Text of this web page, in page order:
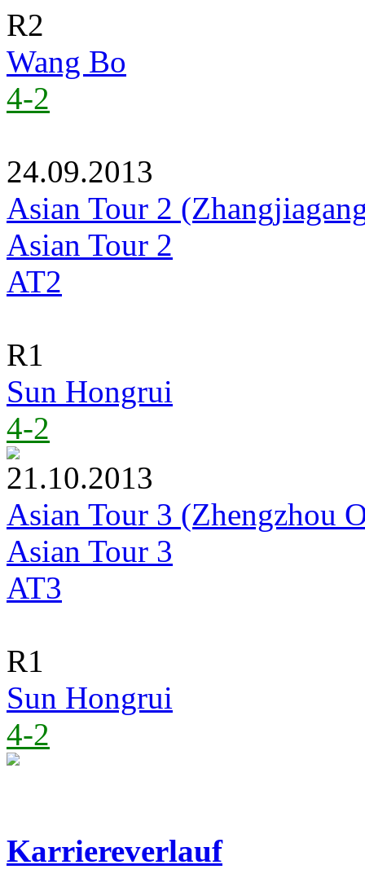
R2
Wang Bo
4-2
24.09.2013
Asian Tour 2
Asian Tour 2
AT2
R1
Sun Hongrui
4-2
21.10.2013
Asian Tour 3 (Zhengzhou
Asian Tour 3
AT3
R1
Sun Hongrui
4-2
Karriereverlauf